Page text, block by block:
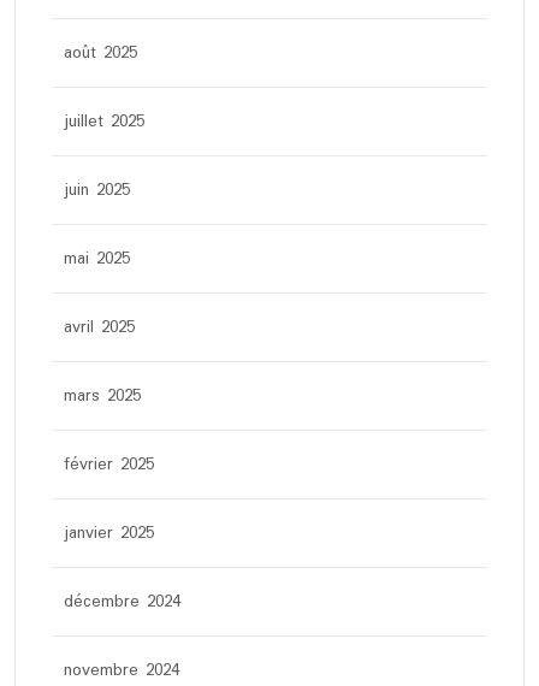
août 2025
juillet 2025
juin 2025
mai 2025
avril 2025
mars 2025
février 2025
janvier 2025
décembre 2024
novembre 2024